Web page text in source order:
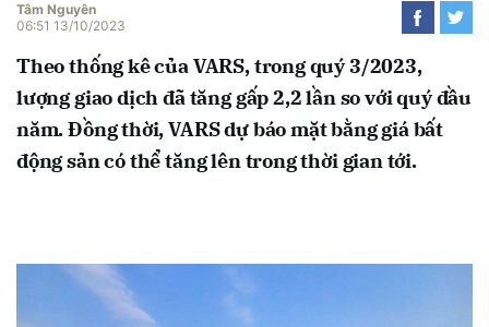
Tâm Nguyên
06:51 13/10/2023
Theo thống kê của VARS, trong quý 3/2023,
lượng giao dịch đã tăng gấp 2,2 lần so với quý đầu
năm. Đồng thời, VARS dự báo mặt bằng giá bất
động sản có thể tăng lên trong thời gian tới.
Hủy